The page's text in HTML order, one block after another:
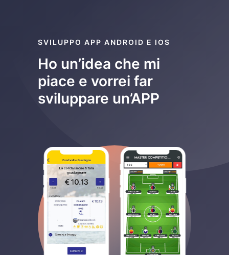
SVILUPPO APP ANDROID E IOS
Ho un’idea che mi
piace e vorrei far
sviluppare un’APP